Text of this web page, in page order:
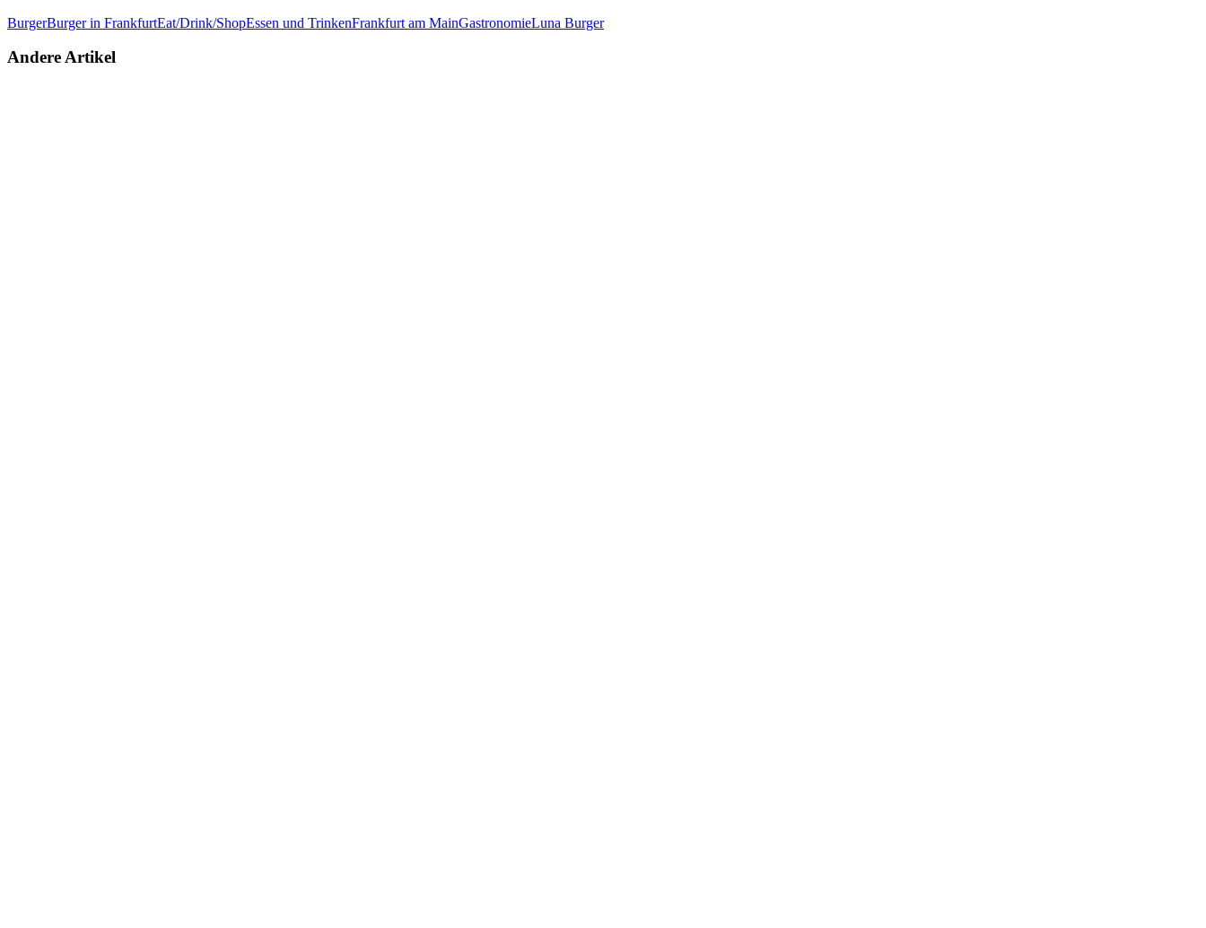
BurgerBurger in FrankfurtEat/Drink/ShopEssen und TrinkenFrankfurt am MainGastronomieLuna Burger
Andere Artikel